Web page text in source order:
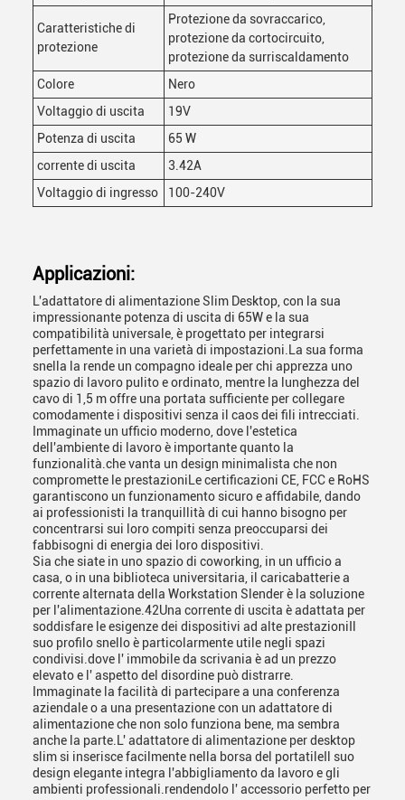
Caratteristiche di
protezione
Protezione da sovraccarico,
protezione da cortocircuito,
protezione da surriscaldamento
Colore
Nero
Voltaggio di uscita
19V
Potenza di uscita
65 W
corrente di uscita
3.42A
Voltaggio di ingresso
100-240V
Applicazioni:
L'adattatore di alimentazione Slim Desktop, con la sua
impressionante potenza di uscita di 65W e la sua
compatibilità universale, è progettato per integrarsi
perfettamente in una varietà di impostazioni.La sua forma
snella la rende un compagno ideale per chi apprezza uno
spazio di lavoro pulito e ordinato, mentre la lunghezza del
cavo di 1,5 m offre una portata sufficiente per collegare
comodamente i dispositivi senza il caos dei fili intrecciati.
Immaginate un ufficio moderno, dove l'estetica
dell'ambiente di lavoro è importante quanto la
funzionalità.che vanta un design minimalista che non
compromette le prestazioniLe certificazioni CE, FCC e RoHS
garantiscono un funzionamento sicuro e affidabile, dando
ai professionisti la tranquillità di cui hanno bisogno per
concentrarsi sui loro compiti senza preoccuparsi dei
fabbisogni di energia dei loro dispositivi.
Sia che siate in uno spazio di coworking, in un ufficio a
casa, o in una biblioteca universitaria, il caricabatterie a
corrente alternata della Workstation Slender è la soluzione
per l'alimentazione.42Una corrente di uscita è adattata per
soddisfare le esigenze dei dispositivi ad alte prestazioniIl
suo profilo snello è particolarmente utile negli spazi
condivisi.dove l' immobile da scrivania è ad un prezzo
elevato e l' aspetto del disordine può distrarre.
Immaginate la facilità di partecipare a una conferenza
aziendale o a una presentazione con un adattatore di
alimentazione che non solo funziona bene, ma sembra
anche la parte.L' adattatore di alimentazione per desktop
slim si inserisce facilmente nella borsa del portatileIl suo
design elegante integra l'abbigliamento da lavoro e gli
ambienti professionali.rendendolo l' accessorio perfetto per